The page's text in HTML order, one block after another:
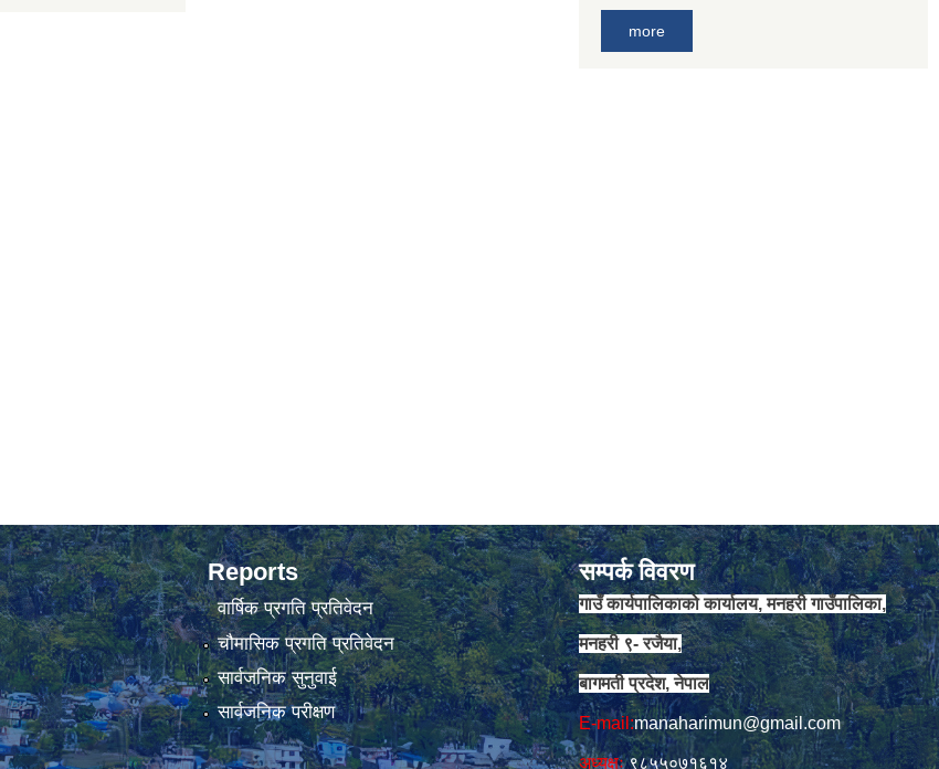
more
Reports
वार्षिक प्रगति प्रतिवेदन
चौमासिक प्रगति प्रतिवेदन
सार्वजनिक सुनुवाई
सार्वजनिक परीक्षण
सम्पर्क विवरण
गाउँ कार्यपालिकाको कार्यालय, मनहरी गाउँपालिका,
मनहरी ९- रजैया,
बागमती प्रदेश, नेपाल
E-mail:manaharimun@gmail.com
अध्यक्षः९८५५०७१६१४